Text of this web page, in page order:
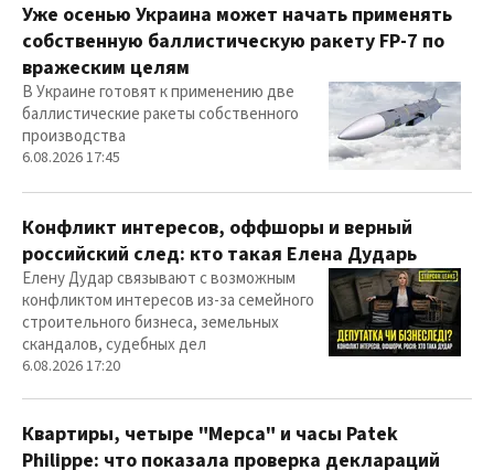
Уже осенью Украина может начать применять
собственную баллистическую ракету FP-7 по
вражеским целям
В Украине готовят к применению две
баллистические ракеты собственного
производства
6.08.2026 17:45
Конфликт интересов, оффшоры и верный
российский след: кто такая Елена Дударь
Елену Дудар связывают с возможным
конфликтом интересов из-за семейного
строительного бизнеса, земельных
скандалов, судебных дел
6.08.2026 17:20
Квартиры, четыре "Мерса" и часы Patek
Philippe: что показала проверка деклараций